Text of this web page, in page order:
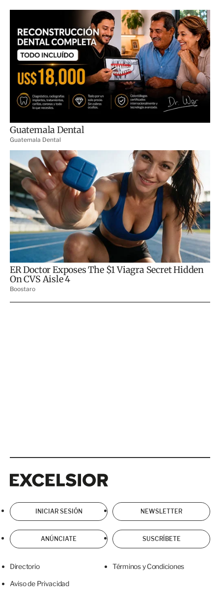
INICIAR SESIÓN NEWSLETTER
ANÚNCIATE SUSCRÍBETE
Directorio Términos y Condiciones
Aviso de Privacidad